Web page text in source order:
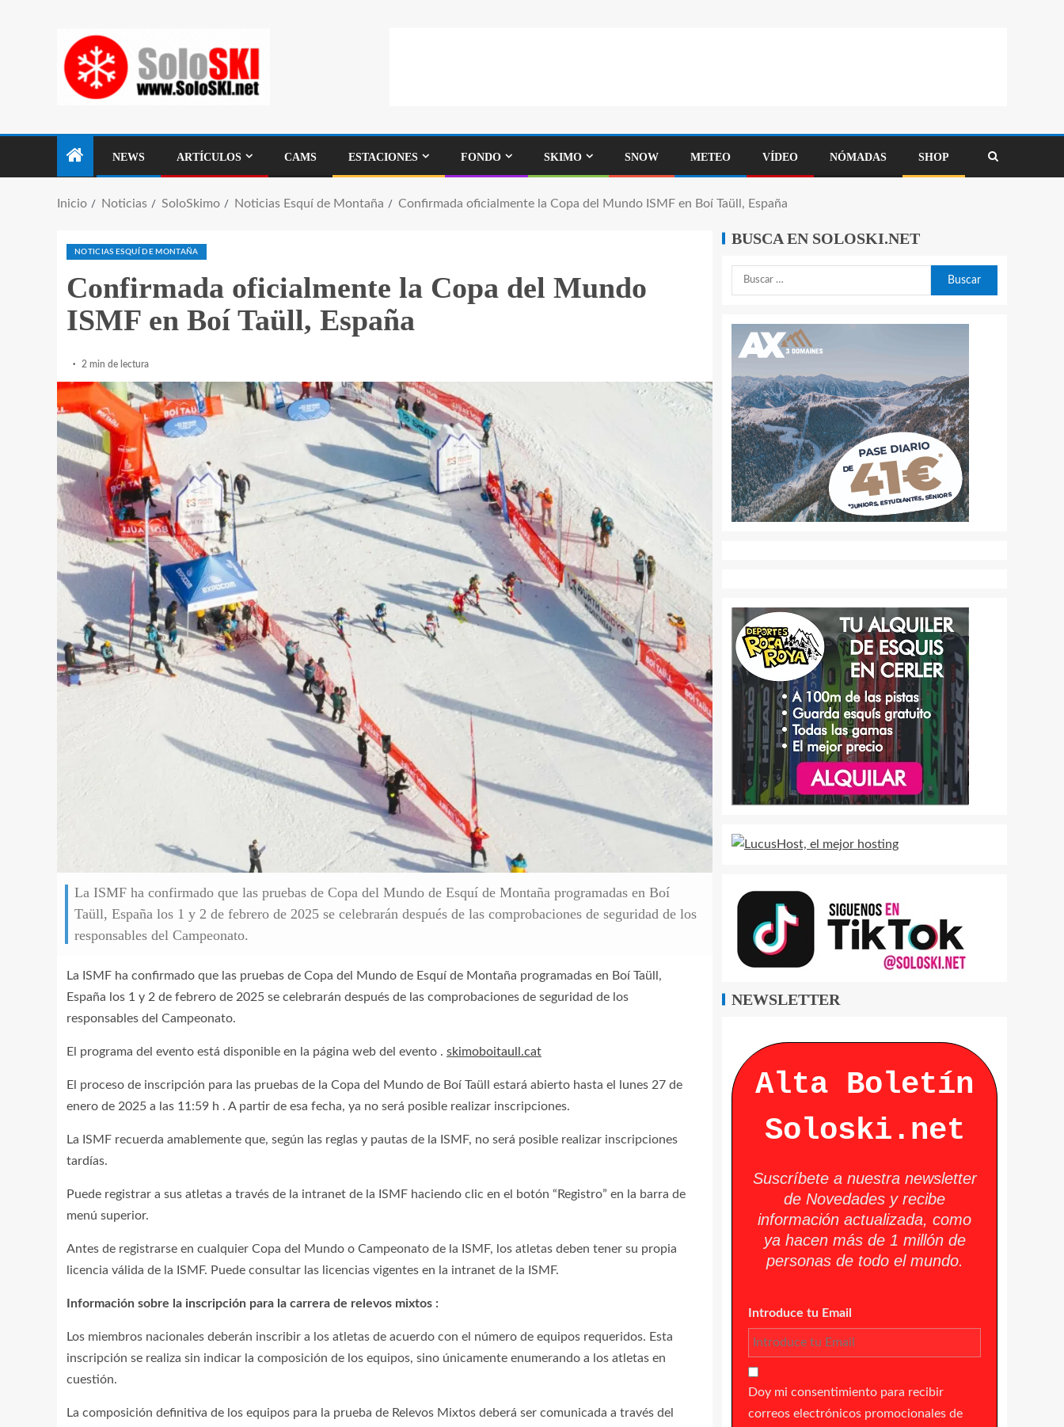
NEWS ARTÍCULOS CAMS ESTACIONES FONDO SKIMO SNOW METEO VÍDEO NÓMADAS SHOP
Inicio Noticias SoloSkimo Noticias Esquí de Montaña Confirmada oficialmente la Copa del Mundo ISMF en Boí Taüll, España
NOTICIAS ESQUÍ DE MONTAÑA
Confirmada oficialmente la Copa del Mundo
ISMF en Boí Taüll, España
2 min de lectura
La ISMF ha confirmado que las pruebas de Copa del Mundo de Esquí de Montaña programadas en Boí
Taüll, España los 1 y 2 de febrero de 2025 se celebrarán después de las comprobaciones de seguridad de los
responsables del Campeonato.
La ISMF ha confirmado que las pruebas de Copa del Mundo de Esquí de Montaña programadas en Boí Taüll,
España los 1 y 2 de febrero de 2025 se celebrarán después de las comprobaciones de seguridad de los
responsables del Campeonato.
El programa del evento está disponible en la página web del evento . skimoboitaull.cat
El proceso de inscripción para las pruebas de la Copa del Mundo de Boí Taüll estará abierto hasta el lunes 27 de
enero de 2025 a las 11:59 h . A partir de esa fecha, ya no será posible realizar inscripciones.
La ISMF recuerda amablemente que, según las reglas y pautas de la ISMF, no será posible realizar inscripciones
tardías.
Puede registrar a sus atletas a través de la intranet de la ISMF haciendo clic en el botón “Registro” en la barra de
menú superior.
Antes de registrarse en cualquier Copa del Mundo o Campeonato de la ISMF, los atletas deben tener su propia
licencia válida de la ISMF. Puede consultar las licencias vigentes en la intranet de la ISMF.
Información sobre la inscripción para la carrera de relevos mixtos :
Los miembros nacionales deberán inscribir a los atletas de acuerdo con el número de equipos requeridos. Esta
inscripción se realiza sin indicar la composición de los equipos, sino únicamente enumerando a los atletas en
cuestión.
La composición definitiva de los equipos para la prueba de Relevos Mixtos deberá ser comunicada a través del
BUSCA EN SOLOSKI.NET
NEWSLETTER
Alta Boletín
Soloski.net
Suscríbete a nuestra newsletter
de Novedades y recibe
información actualizada, como
ya hacen más de 1 millón de
personas de todo el mundo.
Introduce tu Email
Doy mi consentimiento para recibir
correos electrónicos promocionales de